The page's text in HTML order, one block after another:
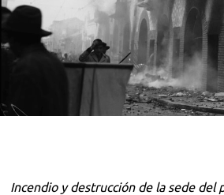
Incendio y destrucción de la sede del